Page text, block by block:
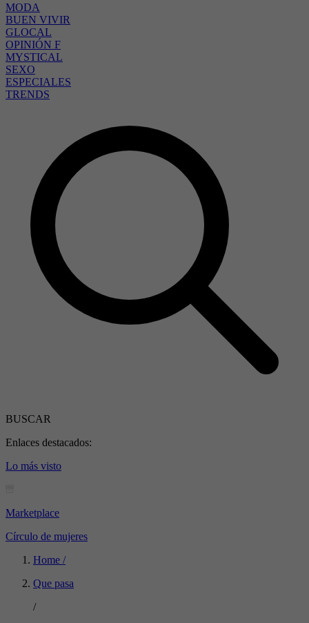
MODA
BUEN VIVIR
GLOCAL
OPINIÓN F
MYSTICAL
SEXO
ESPECIALES
TRENDS
BUSCAR
Enlaces destacados:
Lo más visto
Marketplace
Círculo de mujeres
Home /
Que pasa
/